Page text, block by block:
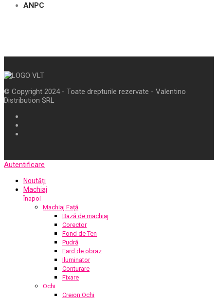
ANPC
© Copyright 2024 - Toate drepturile rezervate - Valentino
Distribution SRL
Autentificare
Noutăți
Machiaj
Înapoi
Machiaj Față
Bază de machiaj
Corector
Fond de Ten
Pudră
Fard de obraz
Iluminator
Conturare
Fixare
Ochi
Creion Ochi